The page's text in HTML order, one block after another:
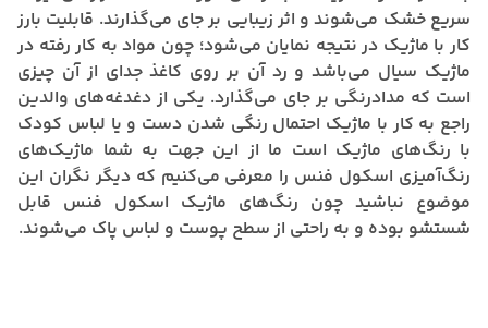
سریع خشک می‌شوند و اثر زیبایی بر جای می‌گذارند. قابلیت بارز
کار با ماژیک در نتیجه نمایان می‌شود؛ چون مواد به کار رفته در
ماژیک سیال می‌باشد و رد آن بر روی کاغذ جدای از آن چیزی
است که مدادرنگی بر جای می‌گذارد. یکی از دغدغه‌های والدین
راجع به کار با ماژیک احتمال رنگی شدن دست و یا لباس کودک
با رنگ‌های ماژیک است ما از این جهت به شما ماژیک‌های
رنگ‌آمیزی اسکول فنس را معرفی می‌کنیم که دیگر نگران این
موضوع نباشید چون رنگ‌های ماژیک اسکول فنس قابل
شستشو بوده و به راحتی از سطح پوست و لباس پاک می‌شوند.